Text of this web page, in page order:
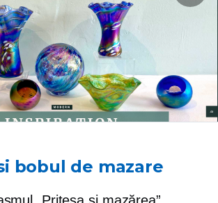
bobul de mazare